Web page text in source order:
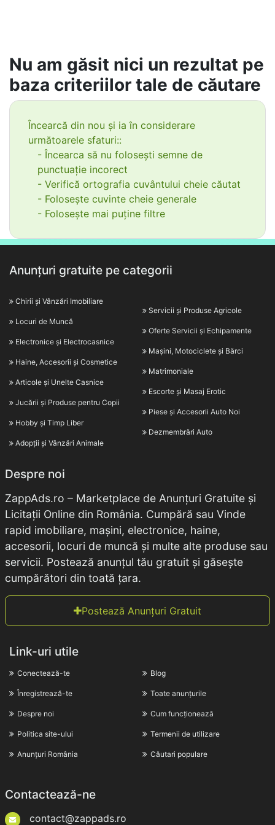
Nu am găsit nici un rezultat pe
baza criteriilor tale de căutare
Încearcă din nou și ia în considerare
următoarele sfaturi::
- Încearca să nu folosești semne de
punctuație incorect
- Verifică ortografia cuvântului cheie căutat
- Folosește cuvinte cheie generale
- Folosește mai puține filtre
Anunțuri gratuite pe categorii
Chirii și Vânzări Imobiliare
Locuri de Muncă
Electronice și Electrocasnice
Haine, Accesorii și Cosmetice
Articole și Unelte Casnice
Jucării și Produse pentru Copii
Hobby și Timp Liber
Adopții și Vânzări Animale
Servicii și Produse Agricole
Oferte Servicii și Echipamente
Mașini, Motociclete și Bărci
Matrimoniale
Escorte și Masaj Erotic
Piese și Accesorii Auto Noi
Dezmembrări Auto
Despre noi
ZappAds.ro – Marketplace de Anunțuri Gratuite și
Licitații Online din România. Cumpără sau Vinde
rapid imobiliare, mașini, electronice, haine,
accesorii, locuri de muncă și multe alte produse sau
servicii. Postează anunțul tău gratuit și găsește
cumpărători din toată țara.
Postează Anunțuri Gratuit
Link-uri utile
Conectează-te
Înregistrează-te
Despre noi
Politica site-ului
Anunțuri România
Blog
Toate anunțurile
Cum funcționează
Termenii de utilizare
Căutari populare
Contactează-ne
contact@zappads.ro